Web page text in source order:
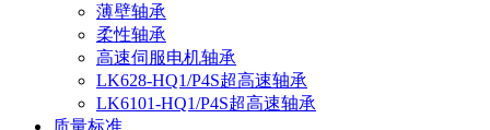
薄壁轴承
柔性轴承
高速伺服电机轴承
LK628-HQ1/P4S超高速轴承
LK6101-HQ1/P4S超高速轴承